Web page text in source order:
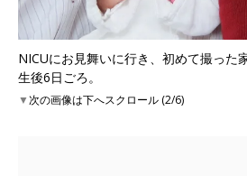
NICUにお見舞いに行き、初めて撮った
生後6日ごろ。
▼次の画像は下へスクロール (2/6)